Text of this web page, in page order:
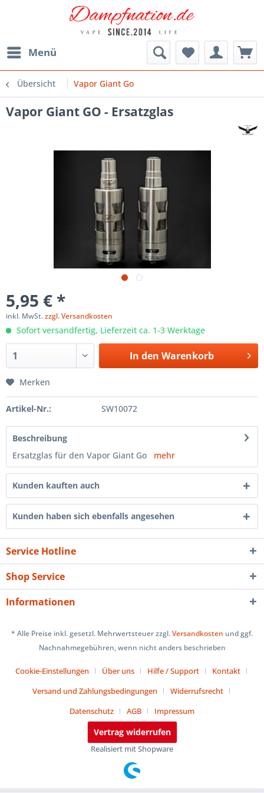
Menü
Übersicht Vapor Giant Go
Vapor Giant GO - Ersatzglas
5,95 € *
inkl. MwSt.zzgl. Versandkosten
Sofort versandfertig, Lieferzeit ca. 1-3 Werktage
In den Warenkorb
Merken
Artikel-Nr.: SW10072
Beschreibung
Ersatzglas für den Vapor Giant Go mehr
Kunden kauften auch
Kunden haben sich ebenfalls angesehen
Service Hotline
Shop Service
Informationen
* Alle Preise inkl. gesetzl. Mehrwertsteuer zzgl.Versandkosten und ggf.
Nachnahmegebühren, wenn nicht anders beschrieben
Cookie-Einstellungen Über uns Hilfe / Support
Kontakt
Versand und Zahlungsbedingungen
Widerrufsrecht
Datenschutz
AGB Impressum
Vertrag widerrufen
Realisiert mit Shopware